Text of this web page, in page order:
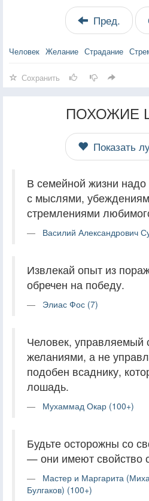
Пред.
Человек Желание Страдание
Сохранить
ПОХОЖИЕ
Показать
В семейной жизни надо
с мыслями,
стремлениями
Василий Александрович
Извлекай опыт из
обречен на победу.
Элиас Фос (7)
Человек, управляемый
желаниями, а не
подобен всаднику,
лошадь.
Мухаммад Окар (100+)
Будьте осторожны со
— они имеют свойство
Мастер и Маргарита
Булгаков) (100+)